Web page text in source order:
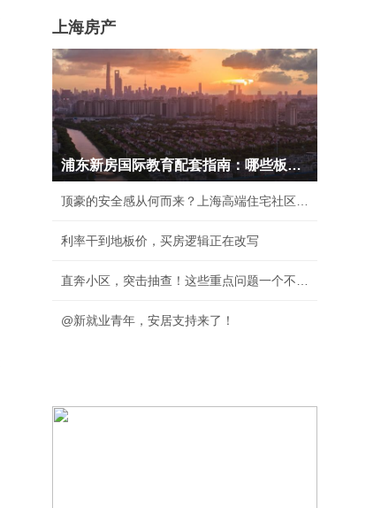
上海房产
浦东新房国际教育配套指南：哪些板块能真正实现
利率干到地板价，买房逻辑正在改写
@新就业青年，安居支持来了！